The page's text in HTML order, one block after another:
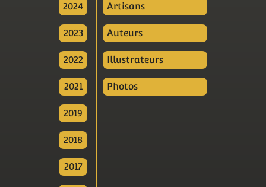
2024
2023
2022
2021
2019
2018
2017
Artisans
Auteurs
Illustrateurs
Photos